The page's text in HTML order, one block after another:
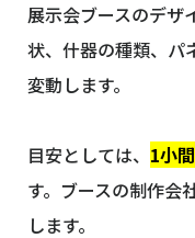
展示会ブースのデザ
状、什器の種類、パ
変動します。
目安としては、 1小
す。ブースの制作会
します。